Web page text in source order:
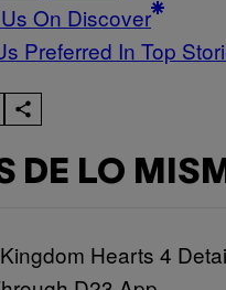
On Discover
Preferred In Top
DE LO